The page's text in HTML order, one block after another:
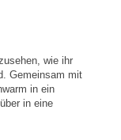
wie ihr
Gemeinsam mit
in ein
in eine